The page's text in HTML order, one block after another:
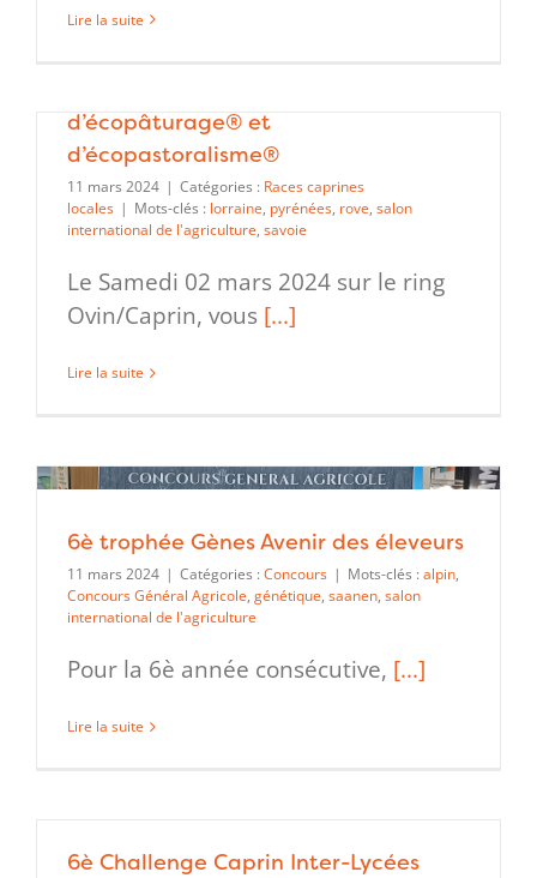
Lire la suite
d’écopâturage® et
d’écopastoralisme®
11 mars 2024 | Catégories : Races caprines
locales | Mots-clés : lorraine, pyrénées, rove, salon
international de l'agriculture, savoie
Le Samedi 02 mars 2024 sur le ring
Ovin/Caprin, vous [...]
Lire la suite
6è trophée Gènes Avenir des éleveurs
11 mars 2024 | Catégories : Concours | Mots-clés : alpin,
Concours Général Agricole, génétique, saanen, salon
international de l'agriculture
Pour la 6è année consécutive, [...]
Lire la suite
6è Challenge Caprin Inter-Lycées